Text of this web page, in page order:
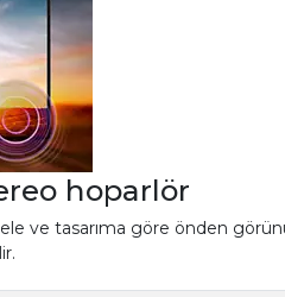
hoparlör
ve tasarıma göre önden